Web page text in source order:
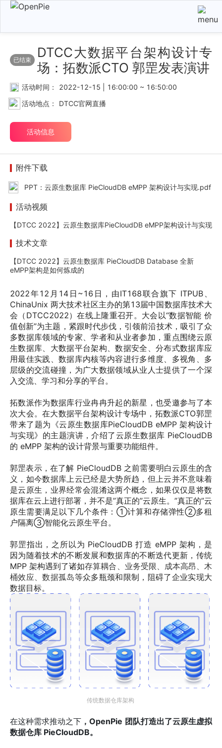
已结束
DTCC大数据平台架构设计专
场：拓数派CTO 郭罡发表演讲
活动时间：
2022-12-15 | 16:00:00 ~ 16:50:00
活动地点：
DTCC官网直播
活动信息
2022年12月14日~16日，由IT168联合旗下 ITPUB、
ChinaUnix 两大技术社区主办的第13届中国数据库技术大
会（DTCC2022）在线上隆重召开。大会以“数据智能 价
值创新”为主题，紧跟时代步伐，引领前沿技术，吸引了众
多数据库领域的专家、学者和从业者参加，重点围绕云原
生数据库、大数据平台架构、数据安全、分布式数据库应
用最佳实践、数据库内核等内容进行多维度、多视角、多
层级的交流碰撞，为广大数据领域从业人士提供了一个深
入交流、学习和分享的平台。
拓数派作为数据库行业冉冉升起的新星，也受邀参与了本
次大会。在大数据平台架构设计专场中，拓数派CTO郭罡
带来了题为《云原生数据库PieCloudDB eMPP 架构设计
与实现》的主题演讲，介绍了云原生数据库 PieCloudDB
的 eMPP 架构的设计背景与重要功能组件。
郭罡表示，在了解 PieCloudDB 之前需要明白云原生的含
义，如今数据库上云已经是大势所趋，但上云并不意味着
是云原生，业界经常会混淆这两个概念，如果仅仅是将数
据库在云上进行部署，并不是”真正的”云原生。”真正的”云
原生需要满足以下几个条件：①计算和存储弹性②多租
户隔离③智能化云原生平台。
郭罡指出，之所以为 PieCloudDB 打造 eMPP 架构，是
因为随着技术的不断发展和数据库的不断迭代更新，传统
MPP 架构遇到了诸如存算耦合、业务受限、成本高昂、木
桶效应、数据孤岛等众多瓶颈和限制，阻碍了企业实现大
数据目标。
传统数据仓库架构
在这种需求推动之下 ，OpenPie 团队打造出了云原生虚拟
数据仓库 PieCloudDB。
附件下载
PPT：云原生数据库 PieCloudDB eMPP 架构设计与实现.pdf
活动视频
【DTCC 2022】云原生数据库PieCloudDB eMPP架构设计与实现
技术文章
【DTCC 2022】云原生数据库 PieCloudDB Database 全新
eMPP架构是如何炼成的